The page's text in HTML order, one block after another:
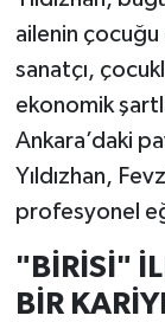
ailenin
sanatçı,
ekonomik
Ankara’daki
Yıldızhan,
profesyonel
"BİRİSİ"
BİR